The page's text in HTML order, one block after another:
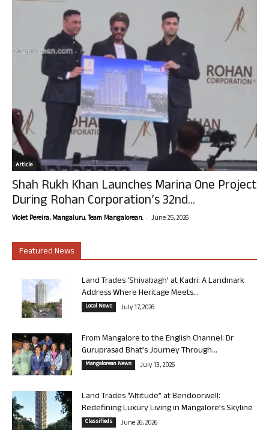
Article
Shah Rukh Khan Launches Marina One Project
During Rohan Corporation’s 32nd...
Violet Pereira, Mangaluru. Team Mangalorean. - June 25, 2026
Featured News
Land Trades ‘Shivabagh’ at Kadri: A Landmark
Address Where Heritage Meets...
Local News July 17, 2026
From Mangalore to the English Channel: Dr
Guruprasad Bhat’s Journey Through...
Mangalorean News July 13, 2026
Land Trades “Altitude” at Bendoorwell:
Redefining Luxury Living in Mangalore’s Skyline
Classifieds June 26, 2026